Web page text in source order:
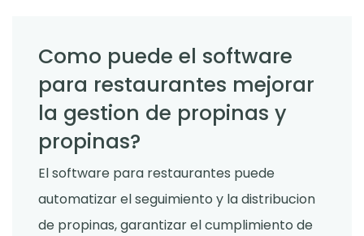
Como puede el software
para restaurantes mejorar
la gestion de propinas y
propinas?
El software para restaurantes puede
automatizar el seguimiento y la distribucion
de propinas, garantizar el cumplimiento de